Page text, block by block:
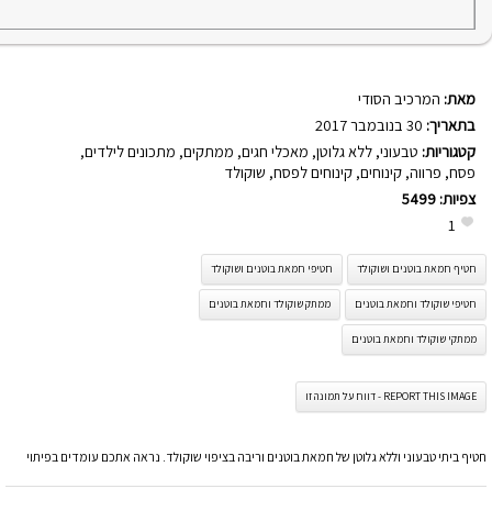
מאת: המרכיב הסודי
בתאריך:
קטגוריות: טבעוני, ללא גלוטן, מאכלי חגים, ממתקים, מתכונים לילדים,
פסח, פרווה, קינוחים, קינוחים לפסח, שוקולד
צפיות: 5499
1
חטיף חמאת בוטנים ושוקולד חטיפי חמאת בוטנים ושוקולד
חטיפי שוקולד וחמאת בוטנים ממתק שוקולד וחמאת בוטנים
ממתקי שוקולד וחמאת בוטנים
REPORT THIS IMAGE - דווח על תמונה זו
חטיף ביתי טבעוני וללא גלוטן של חמאת בוטנים וריבה בציפוי שוקולד. נראה אתכם עומדים בפיתוי